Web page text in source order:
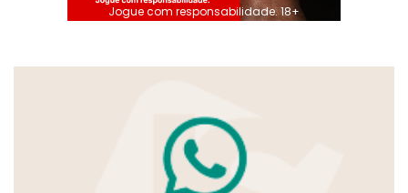
Jogue com responsabilidade. 18+